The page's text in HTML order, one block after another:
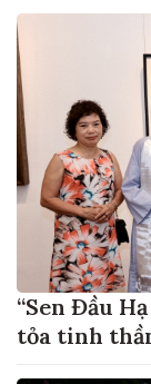
“Sen Đầu
tỏa tinh